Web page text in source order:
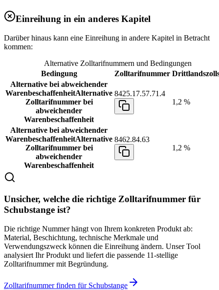
Einreihung in ein anderes Kapitel
Darüber hinaus kann eine Einreihung in andere Kapitel in Betracht
kommen:
Alternative Zolltarifnummern und Bedingungen
Bedingung
Zolltarifnummer
Alternative bei abweichender
WarenbeschaffenheitAlternative
Zolltarifnummer bei
abweichender
Warenbeschaffenheit
8425.17.57.71.4
1,2 %
Alternative bei abweichender
WarenbeschaffenheitAlternative
Zolltarifnummer bei
abweichender
Warenbeschaffenheit
8462.84.63
1,2 %
Unsicher, welche die richtige Zolltarifnummer für
Schubstange ist?
Die richtige Nummer hängt von Ihrem konkreten Produkt ab:
Material, Beschichtung, technische Merkmale und
Verwendungszweck können die Einreihung ändern. Unser Tool
analysiert Ihr Produkt und liefert die passende 11-stellige
Zolltarifnummer mit Begründung.
Zolltarifnummer finden für Schubstange